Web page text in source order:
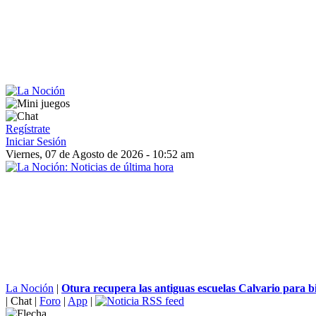
Regístrate
Iniciar Sesión
Viernes, 07 de Agosto de 2026 - 10:52 am
La Noción | Otura recupera las antiguas escuelas Calvario para
| Chat | Foro | App |